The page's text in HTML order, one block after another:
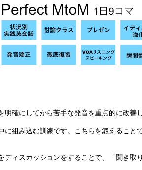
確にしてから苦手な発音を重点的に改善し
組み込む訓練です。こちらを鍛えること
ィスカッションをすることで、「聞き取